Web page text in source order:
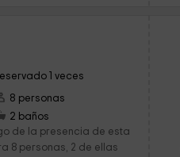
1 veces
8 personas
2 baños
de la presencia de esta
8 personas, 2 de ellas